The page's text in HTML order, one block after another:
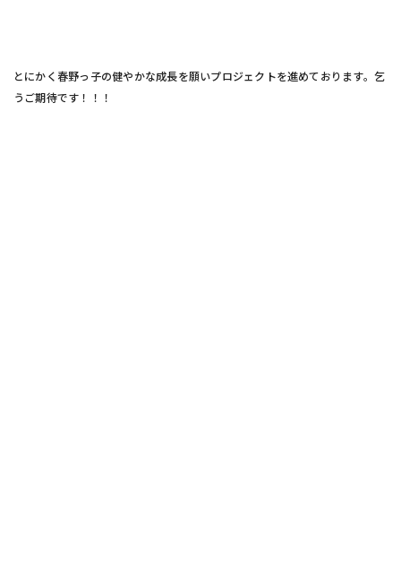
とにかく春野っ子の健やかな成長を願いプロジェクトを進めております。乞
うご期待です！！！